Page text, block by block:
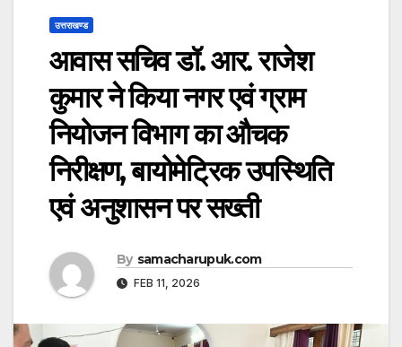
उत्तराखण्ड
आवास सचिव डॉ. आर. राजेश
कुमार ने किया नगर एवं ग्राम
नियोजन विभाग का औचक
निरीक्षण, बायोमेट्रिक उपस्थिति
एवं अनुशासन पर सख्ती
By samacharupuk.com
FEB 11, 2026